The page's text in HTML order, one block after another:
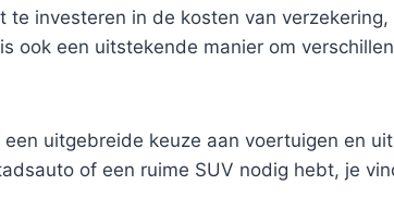
investeren in de kosten van
ook een uitstekende manier om
uitgebreide keuze aan voertuigen en
of een ruime SUV nodig hebt, je